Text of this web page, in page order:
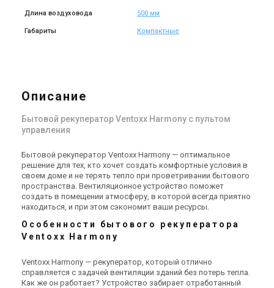
Длина воздуховода 500 мм
Габариты Компактные
Описание
Бытовой рекуператор Ventoxx Harmony с пультом
управления
Бытовой рекуператор Ventoxx Harmony — оптимальное
решение для тех, кто хочет создать комфортные условия в
своем доме и не терять тепло при проветривании бытового
пространства. Вентиляционное устройство поможет
создать в помещении атмосферу, в которой всегда приятно
находиться, и при этом сэкономит ваши ресурсы.
Особенности бытового рекуператора
Ventoxx Harmony
Ventoxx Harmony — рекуператор, который отлично
справляется с задачей вентиляции зданий без потерь тепла.
Как же он работает? Устройство забирает отработанный